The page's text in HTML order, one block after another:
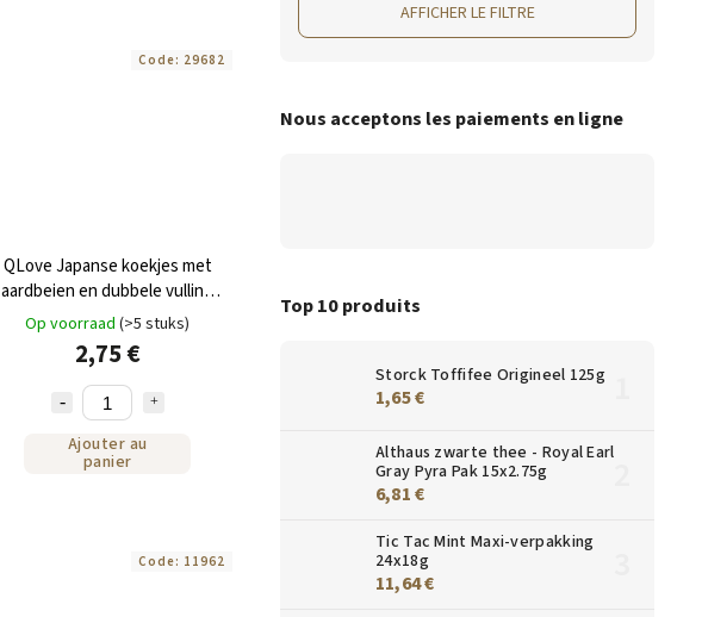
AFFICHER LE FILTRE
Nous acceptons les paiements en ligne
Top 10 produits
Storck Toffifee Origineel 125g
1,65 €
Althaus zwarte thee - Royal Earl
Gray Pyra Pak 15x2.75g
6,81 €
Tic Tac Mint Maxi-verpakking
24x18g
11,64 €
QLove Japanse koekjes met
aardbeien en dubbele vulling
(mochi) 180 g
Op voorraad (>5 stuks)
2,75 €
Ajouter au
panier
Code: 29682
Code: 11962